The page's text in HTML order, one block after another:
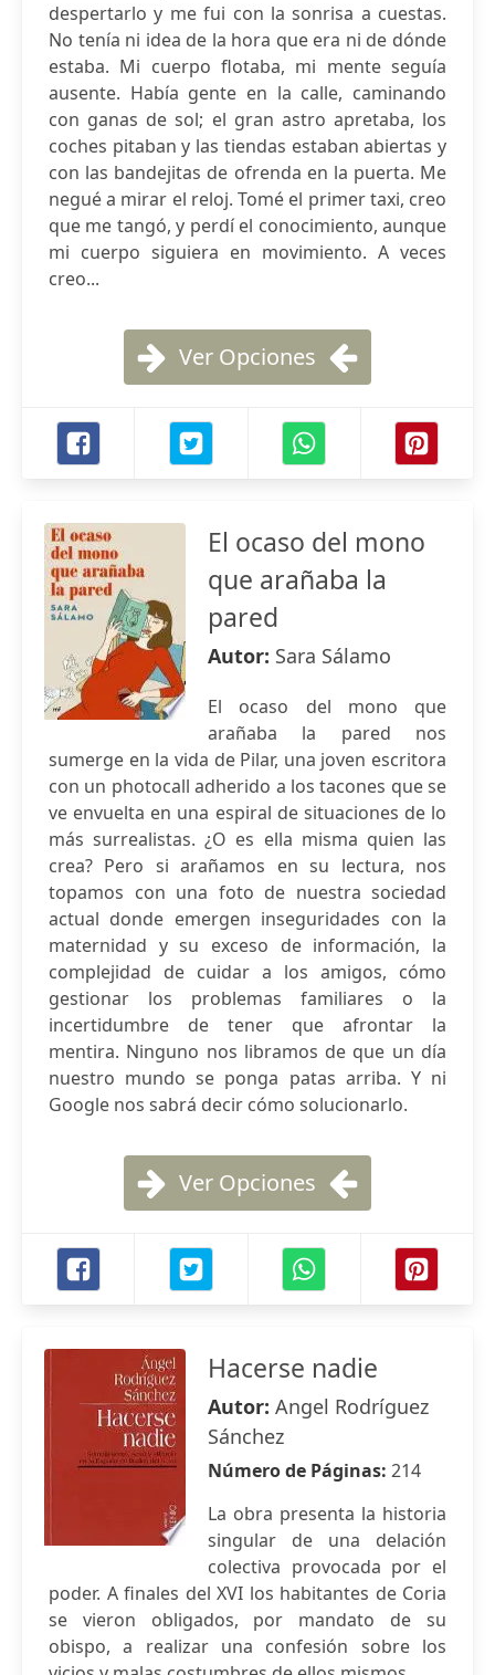
despertarlo y me fui con la sonrisa a cuestas.
No tenía ni idea de la hora que era ni de dónde
estaba. Mi cuerpo flotaba, mi mente seguía
ausente. Había gente en la calle, caminando
con ganas de sol; el gran astro apretaba, los
coches pitaban y las tiendas estaban abiertas y
con las bandejitas de ofrenda en la puerta. Me
negué a mirar el reloj. Tomé el primer taxi, creo
que me tangó, y perdí el conocimiento, aunque
mi cuerpo siguiera en movimiento. A veces
creo...
Ver Opciones
El ocaso del mono
que arañaba la
pared
Autor: Sara Sálamo
El ocaso del mono que
arañaba la pared nos
sumerge en la vida de Pilar, una joven escritora
con un photocall adherido a los tacones que se
ve envuelta en una espiral de situaciones de lo
más surrealistas. ¿O es ella misma quien las
crea? Pero si arañamos en su lectura, nos
topamos con una foto de nuestra sociedad
actual donde emergen inseguridades con la
maternidad y su exceso de información, la
complejidad de cuidar a los amigos, cómo
gestionar los problemas familiares o la
incertidumbre de tener que afrontar la
mentira. Ninguno nos libramos de que un día
nuestro mundo se ponga patas arriba. Y ni
Google nos sabrá decir cómo solucionarlo.
Ver Opciones
Hacerse nadie
Autor: Angel Rodríguez
Sánchez
Número de Páginas: 214
La obra presenta la historia
singular de una delación
colectiva provocada por el
poder. A finales del XVI los habitantes de Coria
se vieron obligados, por mandato de su
obispo, a realizar una confesión sobre los